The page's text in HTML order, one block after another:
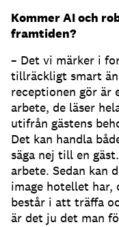
Kommer AI och
framtiden?
– Det vi märker i
tillräckligt smart
receptionen gör
arbete, de läser
utifrån gästens
Det kan handla
säga nej till en
arbete. Sedan kan
image hotellet har,
består i att träffa
är det ju det man